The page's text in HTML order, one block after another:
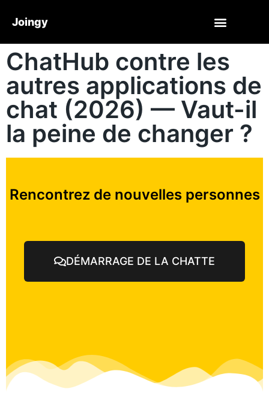
Joingy
ChatHub contre les
autres applications de
chat (2026) — Vaut-il
la peine de changer ?
Rencontrez de nouvelles personnes
DÉMARRAGE DE LA CHATTE